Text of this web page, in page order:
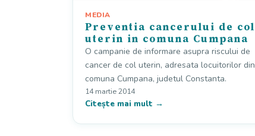
MEDIA
Preventia cancerului de col
uterin in comuna Cumpana
O campanie de informare asupra riscului de
cancer de col uterin, adresata locuitorilor din
comuna Cumpana, judetul Constanta.
14 martie 2014
Citește mai mult →